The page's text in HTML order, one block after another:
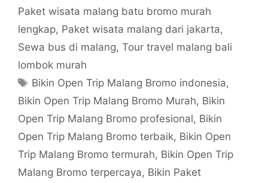
Paket wisata malang batu bromo murah
lengkap, Paket wisata malang dari jakarta,
Sewa bus di malang, Tour travel malang bali
lombok murah
Bikin Open Trip Malang Bromo indonesia,
Bikin Open Trip Malang Bromo Murah, Bikin
Open Trip Malang Bromo profesional, Bikin
Open Trip Malang Bromo terbaik, Bikin Open
Trip Malang Bromo termurah, Bikin Open Trip
Malang Bromo terpercaya, Bikin Paket